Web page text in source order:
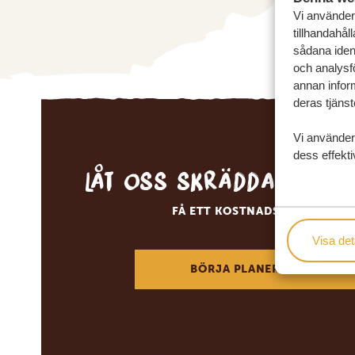
Vi
sådana
och
annan
deras
Vi
dess
Visa
Låt oss skräddarsy
FÅ ETT KOSTNADSFRITT
BÖRJA PLANERA DIN